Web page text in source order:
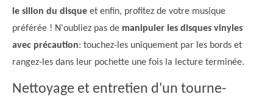
le sillon du disque et enfin, profitez de votre musique
préférée ! N'oubliez pas de manipuler les disques vinyles
avec précaution: touchez-les uniquement par les bords et
rangez-les dans leur pochette une fois la lecture terminée.
Nettoyage et entretien d'un tourne-